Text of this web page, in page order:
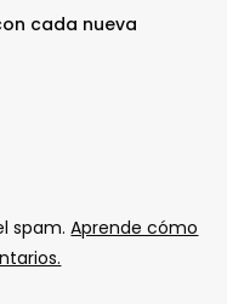
cada nueva
spam.Aprende cómo